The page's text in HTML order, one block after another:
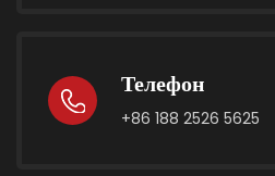
Телефон
+86 188 2526 5625